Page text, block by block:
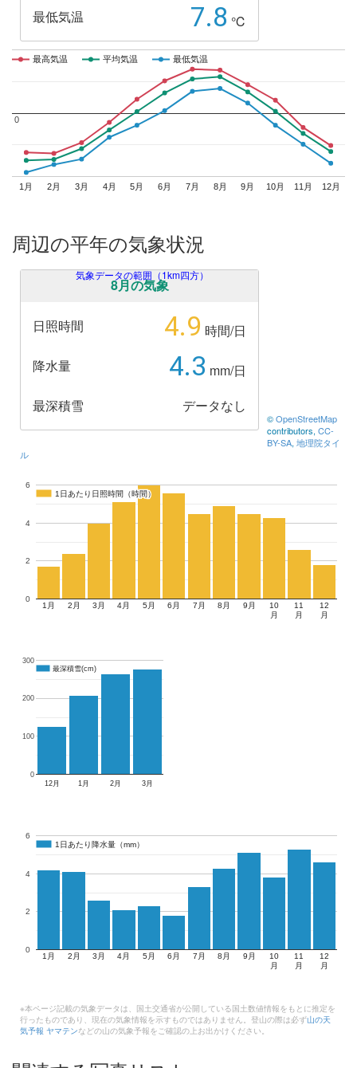
最低気温
7.8 ℃
1月 2月 3月 4月 5月 6月 7月 8月 9月 10月 11月 12月
0
0
最高気温
最高気温 平均気温
平均気温 最低気温
最低気温
周辺の平年の気象状況
8月の気象
日照時間 4.9 時間/日
降水量
4.3 mm/日
最深積雪
データなし
気象データの範囲（1km四方）
©OpenStreetMap
contributors,CC-
BY-SA,地理院タイ
ル
1月 2月 3月 4月 5月 6月 7月 8月 9月
10
月
11
月
12
月
0
2
4
6
1日あたり日照時間（時間）
1日あたり日照時間（時間）
12月 1月 2月 3月
0
100
200
300
最深積雪(cm)
最深積雪(cm)
1月 2月 3月 4月 5月 6月 7月 8月 9月
10
月
11
月
12
月
0
2
4
6
1日あたり降水量（mm）
1日あたり降水量（mm）
※本ページ記載の気象データは、国土交通省が公開している国土数値情報をもとに推定を
行ったものであり、現在の気象情報を示すものではありません。登山の際は必ず山の天
気予報 ヤマテンなどの山の気象予報をご確認の上お出かけください。